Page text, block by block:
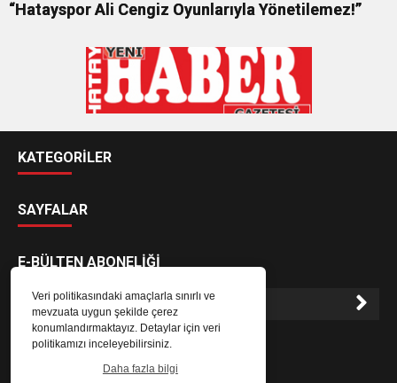
Veri politikasındaki amaçlarla sınırlı ve
mevzuata uygun şekilde çerez
konumlandırmaktayız. Detaylar için veri
politikamızı inceleyebilirsiniz.
Daha fazla bilgi
“Hatayspor Ali Cengiz Oyunlarıyla Yönetilemez!”
KATEGORİLER
SAYFALAR
E-BÜLTEN ABONELİĞİ
E-Bülten aboneliği ile haberlere daha hızlı erişin.